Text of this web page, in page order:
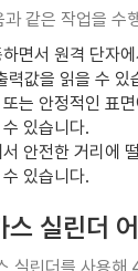
같은 작업을 수
면서 원격 단자
값을 읽을 수 있
는 안정적인 표
있습니다.
안전한 거리에
있습니다.
실린더